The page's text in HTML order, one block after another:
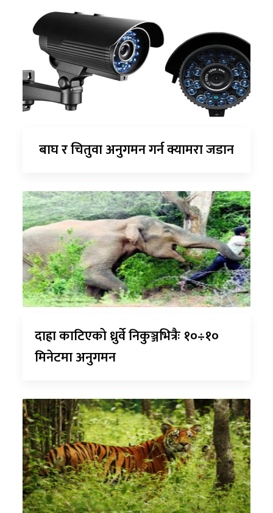
बाघ र चितुवा अनुगमन गर्न क्यामरा जडान
दाह्रा काटिएको ध्रुर्वे निकुञ्जभित्रैः १०÷१०
मिनेटमा अनुगमन